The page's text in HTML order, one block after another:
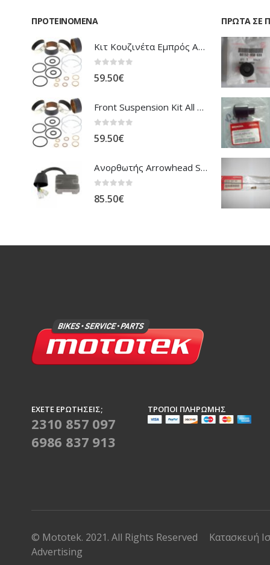
ΠΡΟΤΕΙΝΌΜΕΝΑ
Κιτ Κουζινέτα Εμπρός Ανάρτησης All Balls Honda CBR-1100XX Blackbird
59.50€
Front Suspension Kit All Balls Honda XL-1000V Varadero
59.50€
Ανορθωτής Arrowhead Suzuki DL-1000 V'Strom
85.50€
ΠΡΏΤΑ ΣΕ
ΈΧΕΤΕ ΕΡΩΤΉΣΕΙΣ;
2310 857 097
6986 837 913
ΤΡΌΠΟΙ ΠΛΗΡΩΜΉΣ
© Mototek. 2021. All Rights Reserved Κατασκευή
Advertising